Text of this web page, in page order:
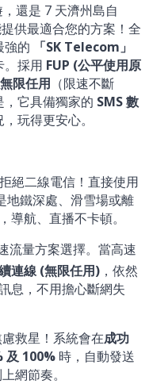
還是 7 天濟州島自
供最適合您的方案！全
強的
「SK Telecom」
。採用 FUP (公平使用原
限任用 （限速不斷
它具備獨家的 SMS 數
玩得更安心。
拒絕二線電信！直接使用
地鐵深處、滑雪場或離
導航、直播不卡頓。
流量方案選擇。當高速
連線 (無限任用) ，依然
息，不用擔心斷網失
救星！系統會在成功
及 100% 時，自動發送
網節奏。